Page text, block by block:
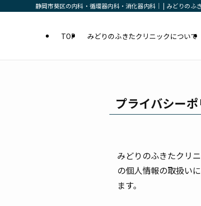
静岡市葵区の内科・循環器内科・消化器内科｜ | みどりのふ
TOP みどりのふきたクリニックについて
プライバシー
みどりのふきたクリ
の個人情報の取扱い
ます。